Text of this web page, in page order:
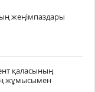
жеңімпаздары
қаласының
жұмысымен